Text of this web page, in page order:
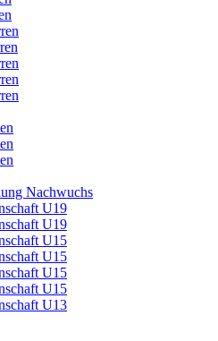
Nachwuchs
U19
U19
U15
U15
U15
U15
U13